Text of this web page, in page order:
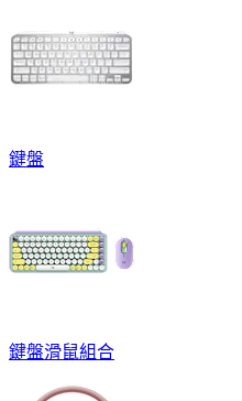
鍵盤
鍵盤滑鼠組合